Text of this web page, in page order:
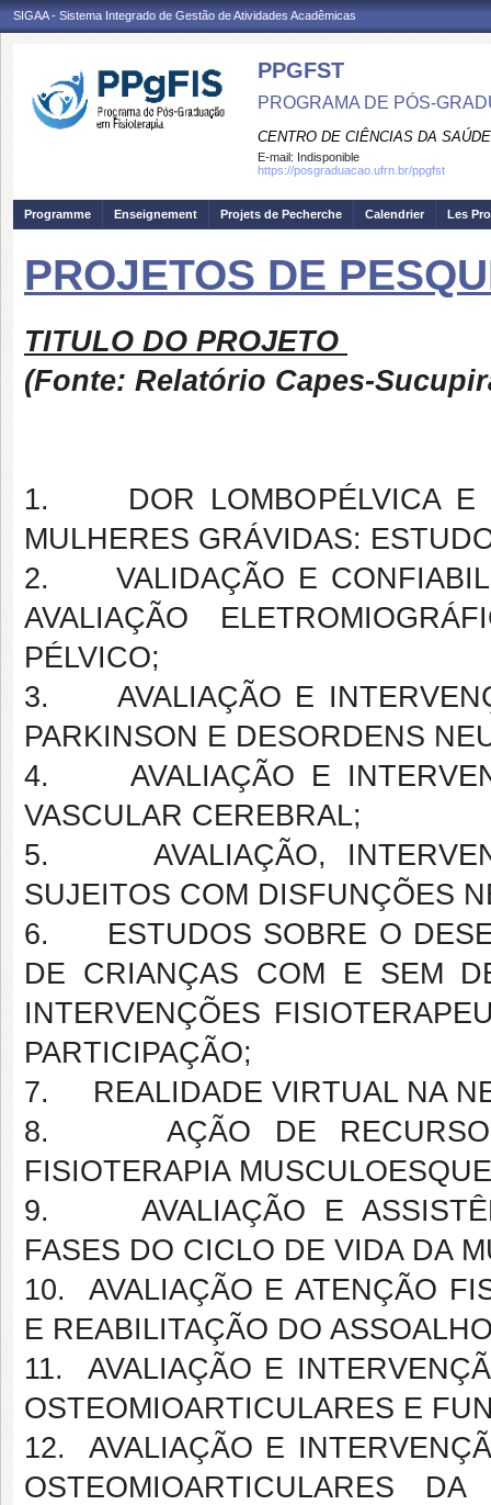
SIGAA - Sistema Integrado de Gestão de Atividades Acadêmicas
PPGFST
PROGRAMA DE PÓS-
CENTRO DE CIÊNCIAS DA SAÚDE
E-mail: Indisponible
https://posgraduacao.ufrn.br/ppgfst
Programme Enseignement Projets de Pecherche Calendrier Les
PROJETOS DE
TITULO DO PROJETO
(Fonte: Relatório Capes-
1. DOR LOMBOPÉLVICA E
MULHERES GRÁVIDAS:
2. VALIDAÇÃO E
AVALIAÇÃO
PÉLVICO;
3. AVALIAÇÃO E
PARKINSON E DESORDENS
4. AVALIAÇÃO E
VASCULAR CEREBRAL;
5. AVALIAÇÃO,
SUJEITOS COM DISFUNÇÕES
6. ESTUDOS SOBRE O
DE CRIANÇAS COM E SEM
INTERVENÇÕES
PARTICIPAÇÃO;
7. REALIDADE VIRTUAL NA
8. AÇÃO DE RECURSOS
FISIOTERAPIA
9. AVALIAÇÃO E
FASES DO CICLO DE VIDA DA
10. AVALIAÇÃO E ATENÇÃO
E REABILITAÇÃO DO
11. AVALIAÇÃO E
OSTEOMIOARTICULARES E
12. AVALIAÇÃO E
OSTEOMIOARTICULARES